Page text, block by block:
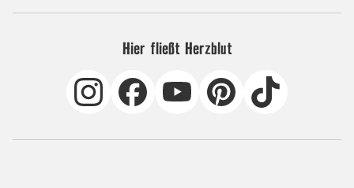
Hier fließt Herzblut